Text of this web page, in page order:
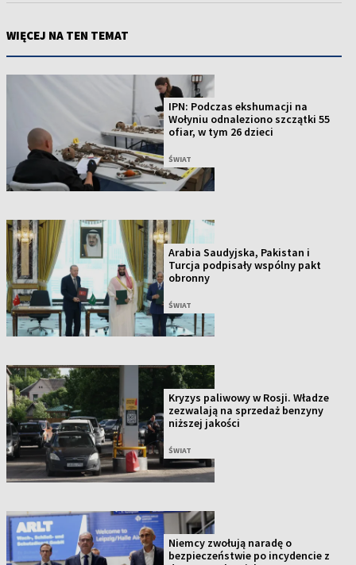
WIĘCEJ NA TEN TEMAT
IPN: Podczas ekshumacji na
Wołyniu odnaleziono szczątki 55
ofiar, w tym 26 dzieci
ŚWIAT
Arabia Saudyjska, Pakistan i
Turcja podpisały wspólny pakt
obronny
ŚWIAT
Kryzys paliwowy w Rosji. Władze
zezwalają na sprzedaż benzyny
niższej jakości
ŚWIAT
Niemcy zwołują naradę o
bezpieczeństwie po incydencie z